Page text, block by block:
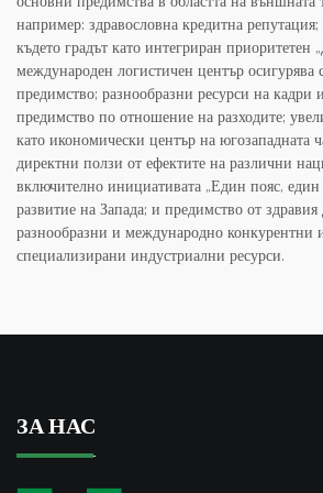
например: здравословна кредитна
където градът като интегриран приоритетен
международен логистичен център осигурява
предимство; разнообразни ресурси на кадри
предимство по отношение на разходите;
като икономически център на югозападната
директни ползи от ефектите на различни
включително инициативата „Един пояс, един
развитие на Запада; и предимство от здравия
разнообразни и международно конкурентни
специализирани индустриални ресурси.
ЗА НАС